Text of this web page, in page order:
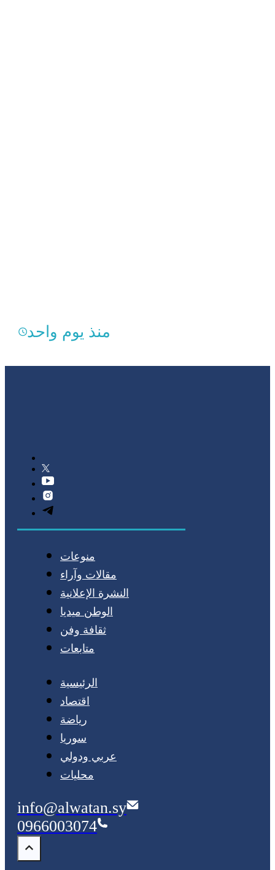
منذ يوم واحد
منوعات
مقالات وآراء
النشرة الإعلانية
الوطن ميديا
ثقافة وفن
متابعات
الرئيسية
اقتصاد
رياضة
سوريا
عربي ودولي
محليات
info@alwatan.sy
0966003074